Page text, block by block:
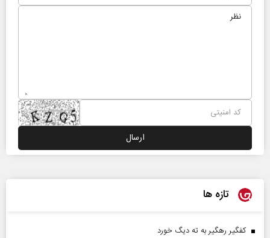
تازه ها
کفگیر رهگیر به ته دیگ خورد